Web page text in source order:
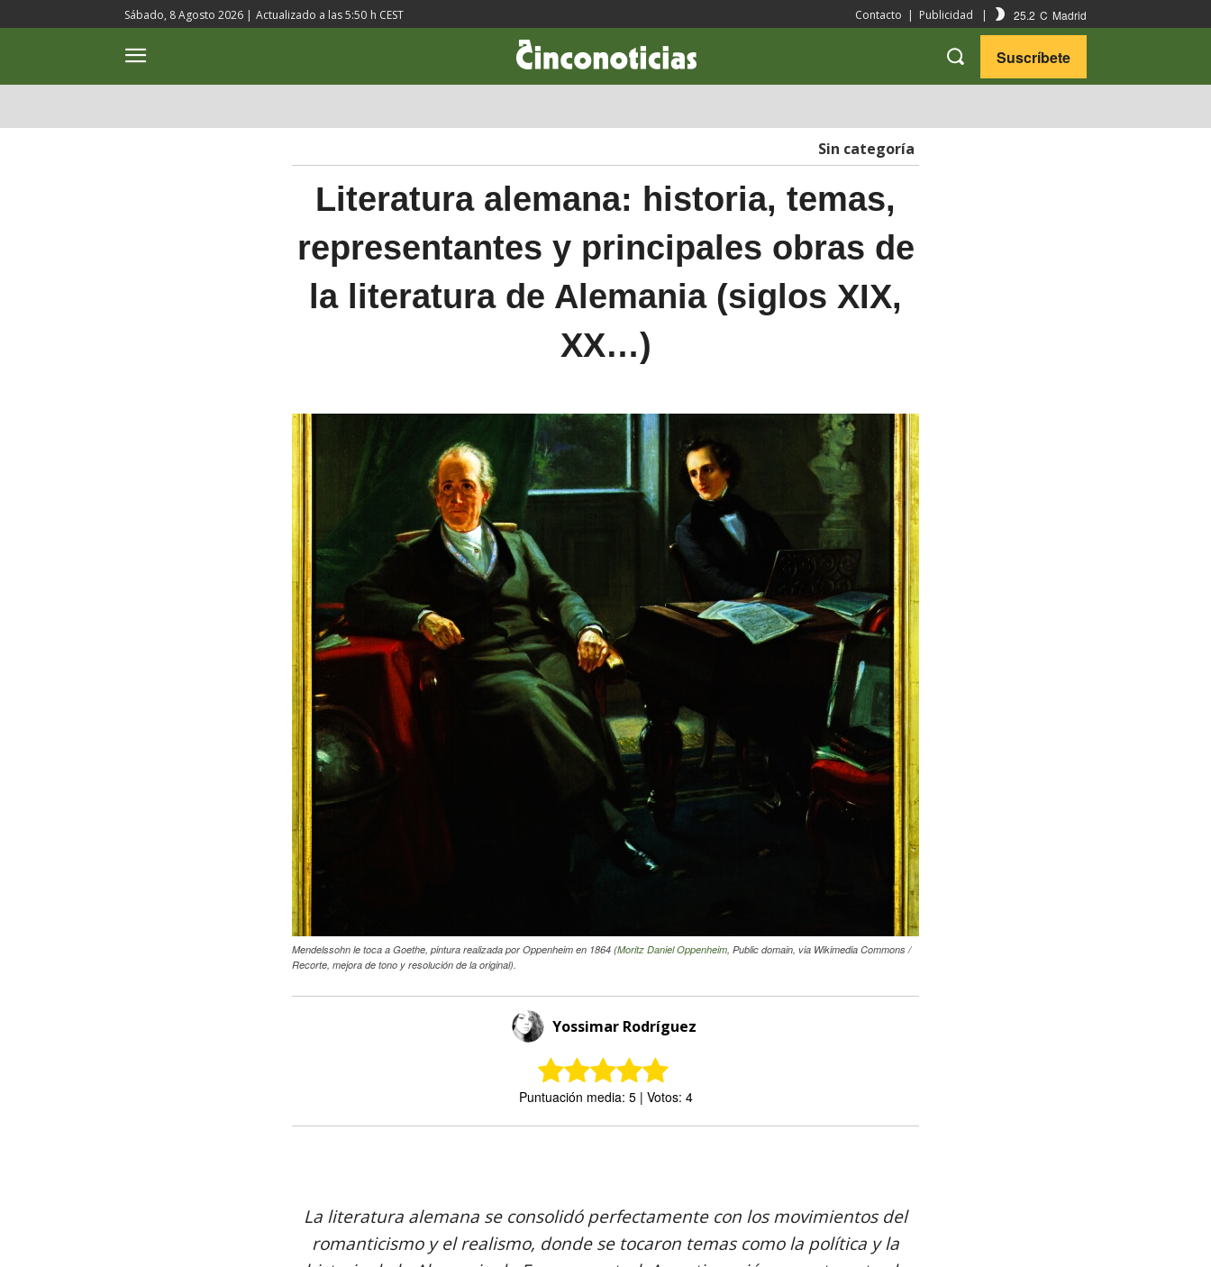
Sábado, 8 Agosto 2026 | Actualizado a las5:50 h CEST Contacto | Publicidad | 25.2 C Madrid
Suscríbete
Sin categoría
Literatura alemana: historia, temas,
representantes y principales obras de
la literatura de Alemania (siglos XIX,
XX…)
Mendelssohn le toca a Goethe, pintura realizada por Oppenheim en 1864 (Moritz Daniel Oppenheim, Public domain, via Wikimedia Commons /
Recorte, mejora de tono y resolución de la original).
Yossimar Rodríguez
Puntuación media: 5 | Votos: 4
La literatura alemana se consolidó perfectamente con los movimientos del
romanticismo y el realismo, donde se tocaron temas como la política y la